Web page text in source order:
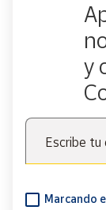
y
Escribe tu
Marcando